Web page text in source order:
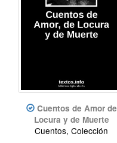
Cuentos de Amor de
Locura y de Muerte
Cuentos, Colección